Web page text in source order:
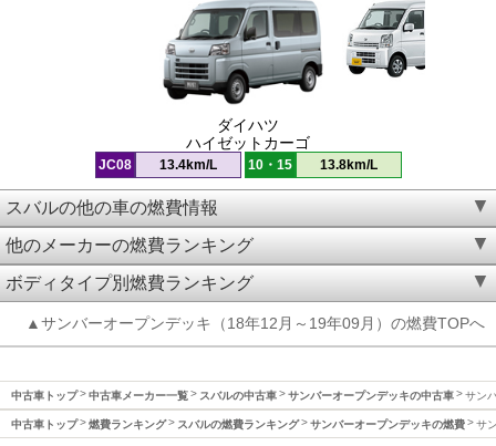
ダイハツ
ハイゼットカーゴ
JC08 13.4km/L 10・15 13.8km/L
スバルの他の車の燃費情報
他のメーカーの燃費ランキング
ボディタイプ別燃費ランキング
▲サンバーオープンデッキ（18年12月～19年09月）の燃費TOPへ
中古車トップ 中古車メーカー一覧 スバルの中古車 サンバーオープンデッキの中古車 サン
中古車トップ 燃費ランキング スバルの燃費ランキング サンバーオープンデッキの燃費 サ